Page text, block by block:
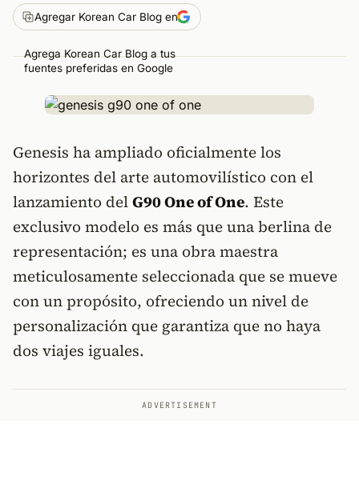
Agregar Korean Car Blog en
Agrega Korean Car Blog a tus
fuentes preferidas en Google
Genesis ha ampliado oficialmente los
horizontes del arte automovilístico con el
lanzamiento delG90 One of One. Este
exclusivo modelo es más que una berlina de
representación; es una obra maestra
meticulosamente seleccionada que se mueve
con un propósito, ofreciendo un nivel de
personalización que garantiza que no haya
dos viajes iguales.
ADVERTISEMENT